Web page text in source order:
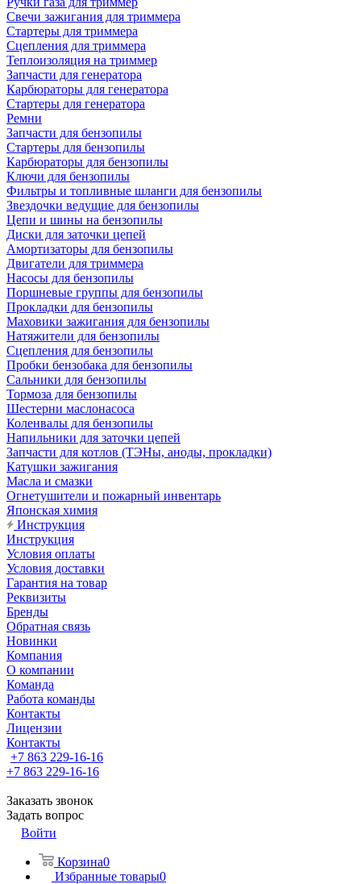
Свечи зажигания для триммера
Стартеры для триммера
Сцепления для триммера
Теплоизоляция на триммер
Запчасти для генератора
Карбюраторы для генератора
Стартеры для генератора
Ремни
Запчасти для бензопилы
Стартеры для бензопилы
Карбюраторы для бензопилы
Ключи для бензопилы
Фильтры и топливные шланги для бензопилы
Звездочки ведущие для бензопилы
Цепи и шины на бензопилы
Диски для заточки цепей
Амортизаторы для бензопилы
Двигатели для триммера
Насосы для бензопилы
Поршневые группы для бензопилы
Прокладки для бензопилы
Маховики зажигания для бензопилы
Натяжители для бензопилы
Сцепления для бензопилы
Пробки бензобака для бензопилы
Сальники для бензопилы
Тормоза для бензопилы
Шестерни маслонасоса
Коленвалы для бензопилы
Напильники для заточки цепей
Запчасти для котлов (ТЭНы, аноды, прокладки)
Катушки зажигания
Масла и смазки
Огнетушители и пожарный инвентарь
Японская химия
Инструкция
Инструкция
Условия оплаты
Условия доставки
Гарантия на товар
Реквизиты
Бренды
Обратная связь
Новинки
Компания
О компании
Команда
Работа команды
Контакты
Лицензии
Контакты
+7 863 229-16-16
+7 863 229-16-16
Заказать звонок
Задать вопрос
Войти
Корзина0
Избранные товары0